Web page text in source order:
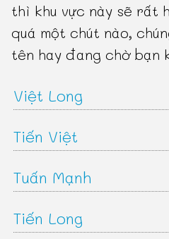
thì khu vực này sẽ rất
quá một chút nào,
tên hay đang chờ bạn
Việt Long
Tiến Việt
Tuấn Mạnh
Tiến Long